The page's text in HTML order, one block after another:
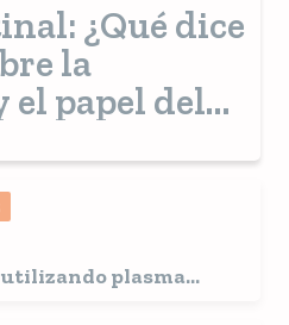
¿Qué dice
la
papel del
plasma